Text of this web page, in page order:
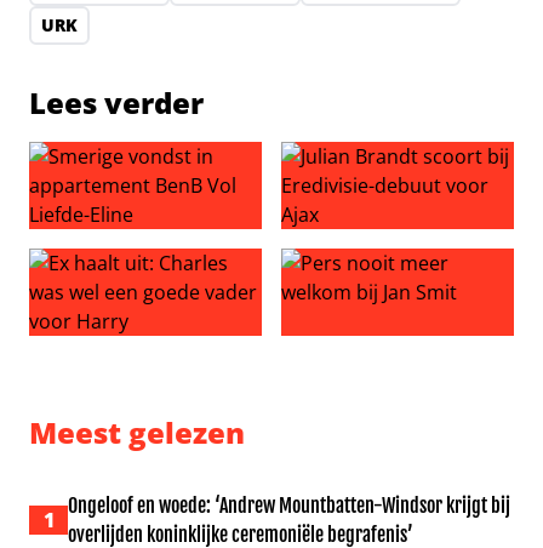
URK
Lees verder
Smerige vondst in appartement BenB Vol Liefde-Eline
Julian Brandt scoort bij
Meest gelezen
1
Ongeloof en woede: ‘Andrew Mountbatten-Windsor krijgt bij
overlijden koninklijke ceremoniële begrafenis’